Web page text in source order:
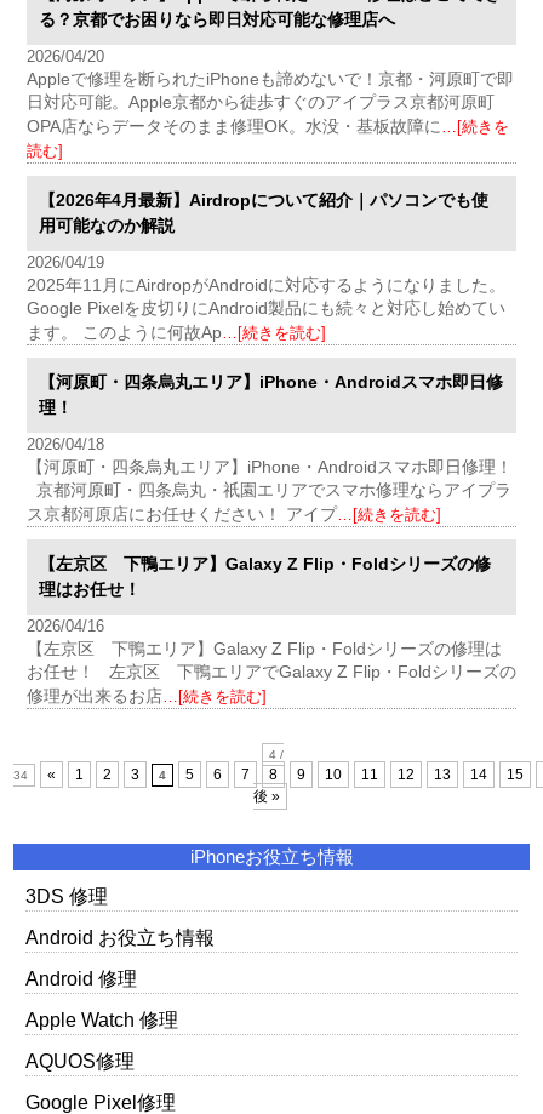
る？京都でお困りなら即日対応可能な修理店へ
2026/04/20
Appleで修理を断られたiPhoneも諦めないで！京都・河原町で即
日対応可能。Apple京都から徒歩すぐのアイプラス京都河原町
OPA店ならデータそのまま修理OK。水没・基板故障に …[続きを
読む]
【2026年4月最新】Airdropについて紹介｜パソコンでも使
用可能なのか解説
2026/04/19
2025年11月にAirdropがAndroidに対応するようになりました。
Google Pixelを皮切りにAndroid製品にも続々と対応し始めてい
ます。 このように何故Ap…[続きを読む]
【河原町・四条烏丸エリア】iPhone・Androidスマホ即日修
理！
2026/04/18
【河原町・四条烏丸エリア】iPhone・Androidスマホ即日修理！
京都河原町・四条烏丸・祇園エリアでスマホ修理ならアイプラ
ス京都河原店にお任せください！ アイプ…[続きを読む]
【左京区 下鴨エリア】Galaxy Z Flip・Foldシリーズの修
理はお任せ！
2026/04/16
【左京区 下鴨エリア】Galaxy Z Flip・Foldシリーズの修理は
お任せ！ 左京区 下鴨エリアでGalaxy Z Flip・Foldシリーズの
修理が出来るお店…[続きを読む]
4 /
34
« 1 2 3 4 5 6 7 8 9 10 11 12 13 14
15
後 »
iPhoneお役立ち情報
3DS 修理
Android お役立ち情報
Android 修理
Apple Watch 修理
AQUOS修理
Google Pixel修理